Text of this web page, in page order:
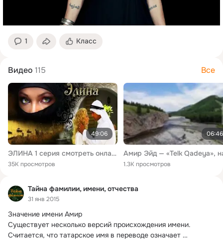
1 Класс
Видео 115 Все
49:06
ЭЛИНА 1 серия смотреть онлайн
35K просмотров
06:46
1.3K просмотров
Тайна фамилии, имени, отчества
31 янв 2015
Значение имени Амир
Существует несколько версий происхождения имени.
Считается, что татарское имя в переводе означает